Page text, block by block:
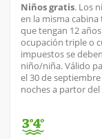
Niños gratis. Los
en la misma
que tengan 12
ocupación triple o
impuestos se
niño/niña. Válido
el 30 de
noches a partor